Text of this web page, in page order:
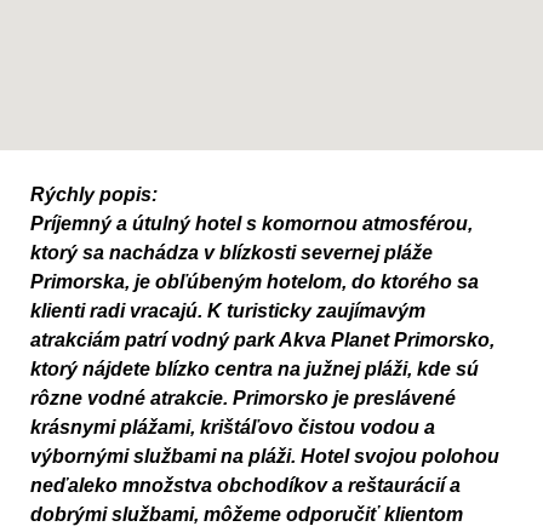
Rýchly popis:
Príjemný a útulný hotel s komornou atmosférou,
ktorý sa nachádza v blízkosti severnej pláže
Primorska, je obľúbeným hotelom, do ktorého sa
klienti radi vracajú. K turisticky zaujímavým
atrakciám patrí vodný park Akva Planet Primorsko,
ktorý nájdete blízko centra na južnej pláži, kde sú
rôzne vodné atrakcie. Primorsko je preslávené
krásnymi plážami, krištáľovo čistou vodou a
výbornými službami na pláži. Hotel svojou polohou
neďaleko množstva obchodíkov a reštaurácií a
dobrými službami, môžeme odporučiť klientom